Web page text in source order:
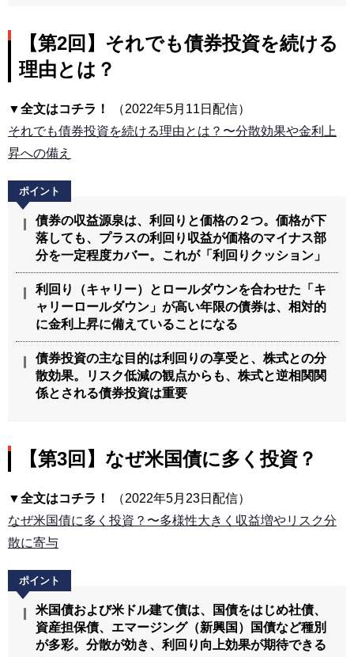
【第2回】それでも債券投資を続ける
理由とは？
▼全文はコチラ！
（2022年5月11日配信）
それでも債券投資を続ける理由とは？〜分散効果や金利上
昇への備え
債券の収益源泉は、利回りと価格の２つ。価格が下
落しても、プラスの利回り収益が価格のマイナス部
分を一定程度カバー。これが「利回りクッション」
利回り（キャリー）とロールダウンを合わせた「キ
ャリーロールダウン」が高い年限の債券は、相対的
に金利上昇に備えていることになる
債券投資の主な目的は利回りの享受と、株式との分
散効果。リスク低減の観点からも、株式と逆相関関
係とされる債券投資は重要
【第3回】なぜ米国債に多く投資？
▼全文はコチラ！
（2022年5月23日配信）
なぜ米国債に多く投資？〜多様性大きく収益増やリスク分
散に寄与
米国債および米ドル建て債は、国債をはじめ社債、
資産担保債、エマージング（新興国）国債など種別
が多彩。分散が効き、利回り向上効果が期待できる